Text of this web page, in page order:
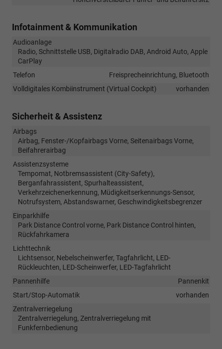
Infotainment & Kommunikation
Audioanlage
Radio, Schnittstelle USB, Digitalradio DAB, Android Auto, Apple
CarPlay
Telefon
Freisprecheinrichtung, Bluetooth
Volldigitales Kombiinstrument (Virtual Cockpit)
vorhanden
Sicherheit & Assistenz
Airbags
Airbag, Fenster-/Kopfairbags Vorne, Seitenairbags Vorne,
Beifahrerairbag
Assistenzsysteme
Tempomat, Notbremsassistent (City-Safety),
Berganfahrassistent, Spurhalteassistent,
Verkehrzeichenerkennung, Müdigkeitserkennungs-Sensor,
Notrufsystem, Abstandswarner, Geschwindigkeitsbegrenzer
Einparkhilfe
Park Distance Control vorne, Park Distance Control hinten,
Rückfahrkamera
Lichttechnik
Lichtsensor, Nebelscheinwerfer, Tagfahrlicht, LED-
Rückleuchten, LED-Scheinwerfer, LED-Tagfahrlicht
Pannenhilfe
Pannenkit
Start/Stop-Automatik
vorhanden
Zentralverriegelung
Zentralverriegelung, Zentralverriegelung mit
Funkfernbedienung